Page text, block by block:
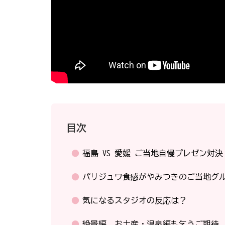
目次
福島 VS 愛媛 ご当地自慢プレゼン対決
パリジュワ食感がやみつきのご当地グ
気になるスタジオの反応は？